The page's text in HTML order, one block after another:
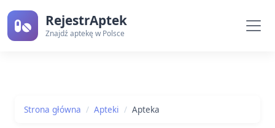
RejestrAptek
Znajdź aptekę w Polsce
Strona główna Apteki Apteka